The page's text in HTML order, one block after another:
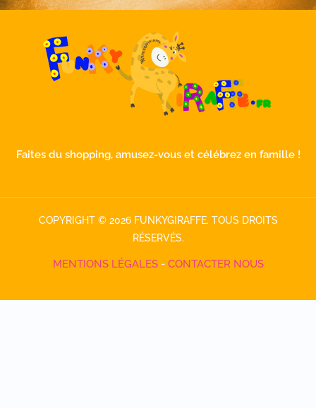
Faites du shopping, amusez-vous et célébrez en famille !
COPYRIGHT © 2026 FUNKYGIRAFFE. TOUS DROITS
RÉSERVÉS.
MENTIONS LÉGALES- CONTACTER NOUS